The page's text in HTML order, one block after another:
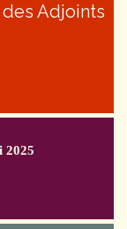
Adjoints
2025